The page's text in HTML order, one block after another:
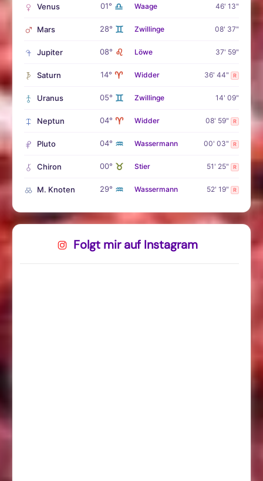
Venus 01° ♎ Waage 46' 13"
Mars 28° ♊ Zwillinge 08' 37"
Jupiter 08° ♌ Löwe 37' 59"
Saturn 14° ♈ Widder 36' 44" R
Uranus 05° ♊ Zwillinge 14' 09"
Neptun 04° ♈ Widder 08' 59" R
Pluto 04° ♒ Wassermann 00' 03" R
Chiron 00° ♉ Stier 51' 25" R
M. Knoten 29° ♒ Wassermann 52' 19" R
Folgt mir auf Instagram